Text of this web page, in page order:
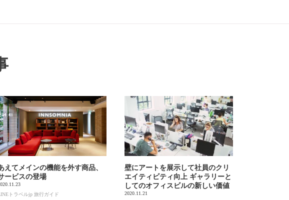
えてメインの機能を外す商品、
ービスの登場
トラベルjp 旅行ガイド
壁にアートを展示して社員のクリ
エイティビティ向上 ギャラリーと
してのオフィスビルの新しい価値
2020.11.21